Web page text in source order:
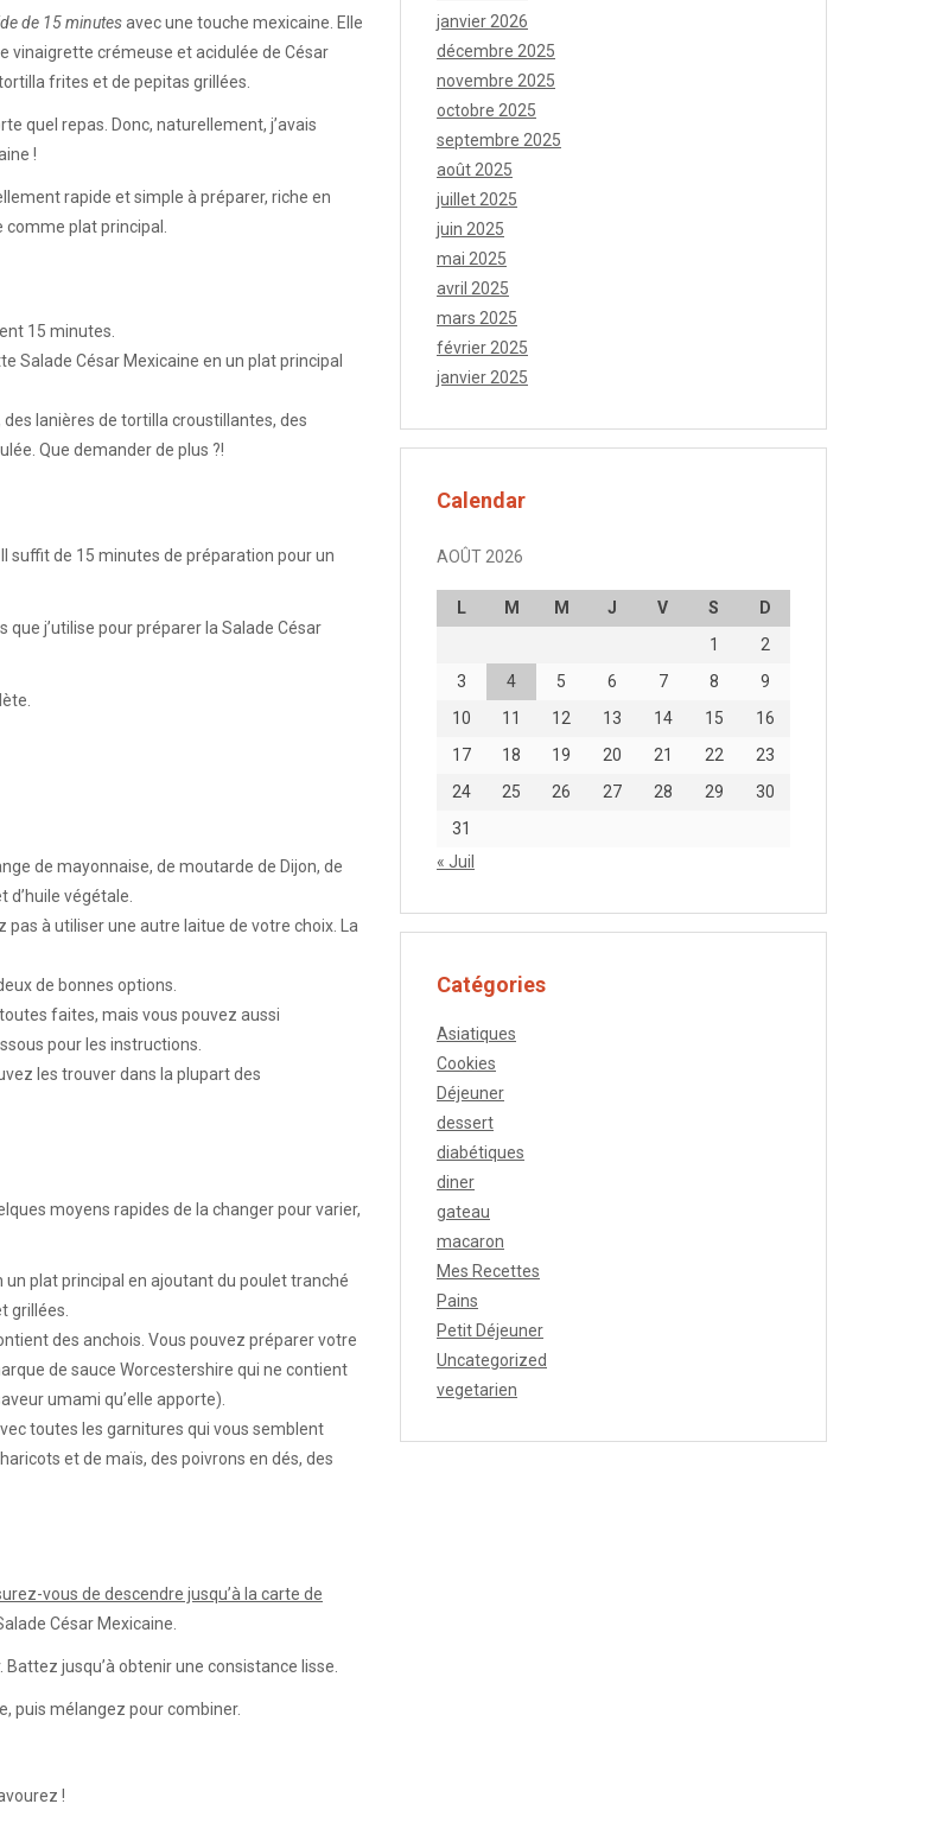
de 15 minutesavec une touche mexicaine. Elle
crémeuse et acidulée de César
frites et de pepitas grillées.
quel repas. Donc, naturellement, j’avais
!
rapide et simple à préparer, riche en
plat principal.
15 minutes.
Salade César Mexicaine en un plat principal
lanières de tortilla croustillantes, des
Que demander de plus ?!
suffit de 15 minutes de préparation pour un
j’utilise pour préparer la Salade César
de mayonnaise, de moutarde de Dijon, de
d’huile végétale.
pas à utiliser une autre laitue de votre choix. La
de bonnes options.
faites, mais vous pouvez aussi
pour les instructions.
les trouver dans la plupart des
moyens rapides de la changer pour varier,
plat principal en ajoutant du poulet tranché
grillées.
des anchois. Vous pouvez préparer votre
de sauce Worcestershire qui ne contient
umami qu’elle apporte).
toutes les garnitures qui vous semblent
et de maïs, des poivrons en dés, des
vous de descendre jusqu’à la carte de
César Mexicaine.
jusqu’à obtenir une consistance lisse.
puis mélangez pour combiner.
!
janvier 2026
décembre 2025
novembre 2025
octobre 2025
septembre 2025
août 2025
juillet 2025
juin 2025
mai 2025
avril 2025
mars 2025
février 2025
janvier 2025
Calendar
AOÛT 2026
L M M J V S
D
1
2
3
4 5 6 7 8
9
10
11 12 13 14 15
16
17
18 19 20 21 22
23
24
25 26 27 28 29
30
31
« Juil
Catégories
Asiatiques
Cookies
Déjeuner
dessert
diabétiques
diner
gateau
macaron
Mes Recettes
Pains
Petit Déjeuner
Uncategorized
vegetarien